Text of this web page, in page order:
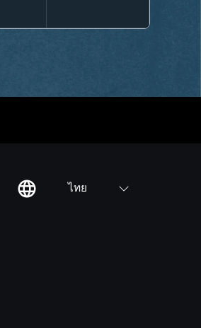
ไทย